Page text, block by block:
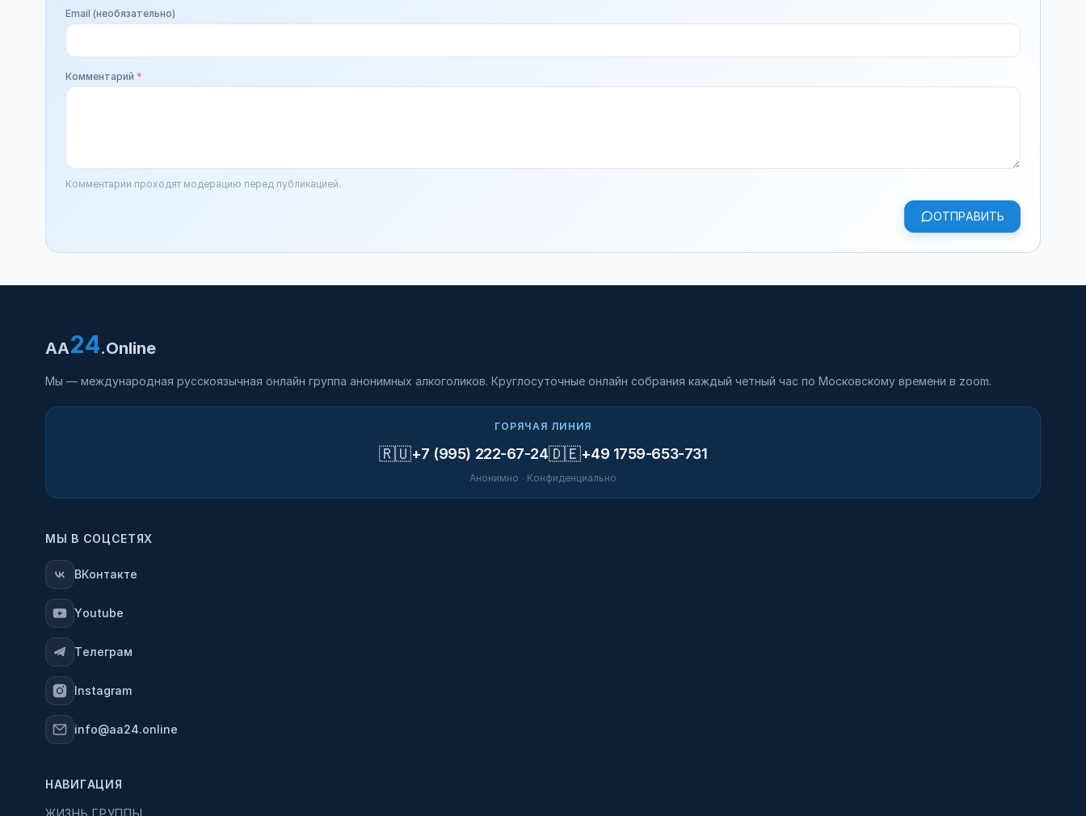
Email (необязательно)
Комментарий *
Комментарии проходят модерацию перед публикацией.
ОТПРАВИТЬ
AA24.Online
Мы — международная русскоязычная онлайн группа анонимных алкоголиков. Круглосуточные онлайн собрания каждый четный час по Московскому времени в zoom.
ГОРЯЧАЯ ЛИНИЯ
🇷🇺+7 (995) 222-67-24🇩🇪+49 1759-653-731
Анонимно · Конфиденциально
МЫ В СОЦСЕТЯХ
ВКонтакте
Youtube
Телеграм
Instagram
info@aa24.online
НАВИГАЦИЯ